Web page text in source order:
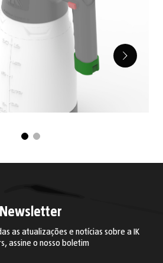
Newsletter
as atualizações e notícias sobre a IK
assine o nosso boletim